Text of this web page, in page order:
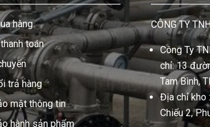
hàng
toán
trả hàng
mật thông tin
hành sản phẩm
CÔNG TY
Công Ty
chỉ: 13
Tam Bình,
Địa chỉ kho
Chiểu 2,